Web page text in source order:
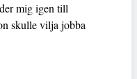
mig igen till
skulle vilja jobba